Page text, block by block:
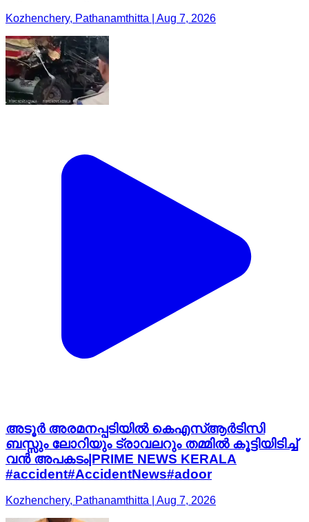
Kozhenchery, Pathanamthitta | Aug 7, 2026
അടൂർ അരമനപ്പടിയിൽ കെഎസ്ആർടിസി
ബസ്സും ലോറിയും ട്രാവലറും തമ്മിൽ കൂട്ടിയിടിച്ച്
വൻ അപകടം|PRIME NEWS KERALA
#accident#AccidentNews#adoor
Kozhenchery, Pathanamthitta | Aug 7, 2026